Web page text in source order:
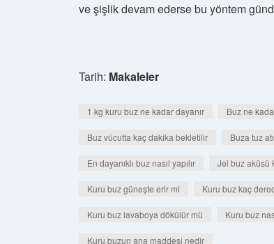
ve şişlik devam ederse bu yöntem
Tarih: Makaleler
1 kg kuru buz ne kadar dayanır Buz ne
Buz vücutta kaç dakika bekletilir Buza tuz
En dayanıklı buz nasıl yapılır Jel buz aküsü
Kuru buz güneşte erir mi Kuru buz kaç
Kuru buz lavaboya dökülür mü Kuru buz
Kuru buzun ana maddesi nedir